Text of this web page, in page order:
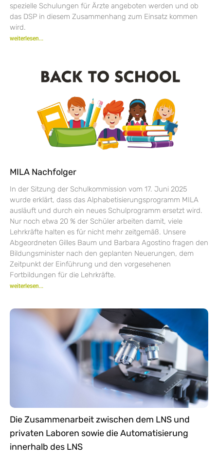
spezielle Schulungen für Ärzte angeboten werden und ob
das DSP in diesem Zusammenhang zum Einsatz kommen
wird.
weiterlesen...
MILA Nachfolger
In der Sitzung der Schulkommission vom 17. Juni 2025
wurde erklärt, dass das Alphabetisierungsprogramm MILA
ausläuft und durch ein neues Schulprogramm ersetzt wird.
Nur noch etwa 20 % der Schüler arbeiten damit, viele
Lehrkräfte halten es für nicht mehr zeitgemäß. Unsere
Abgeordneten Gilles Baum und Barbara Agostino fragen den
Bildungsminister nach den geplanten Neuerungen, dem
Zeitpunkt der Einführung und den vorgesehenen
Fortbildungen für die Lehrkräfte.
weiterlesen...
Die Zusammenarbeit zwischen dem LNS und
privaten Laboren sowie die Automatisierung
innerhalb des LNS